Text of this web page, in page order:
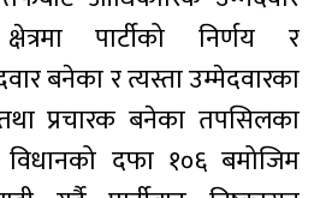
पार्टीको निर्णय र
बनेका र त्यस्ता उम्मेदवारका
प्रचारक बनेका तपसिलका
विधानको दफा १०६ बमोजिम